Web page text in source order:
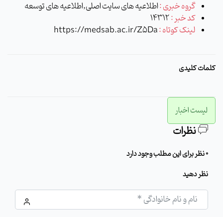
گروه خبری :اطلاعیه های سایت اصلی,اطلاعیه های توسعه
کد خبر :14312
لینک کوتاه :https://medsab.ac.ir/Z5Da
کلمات کلیدی
لیست اخبار
نظرات
0 نظر برای این مطلب وجود دارد
نظر دهید